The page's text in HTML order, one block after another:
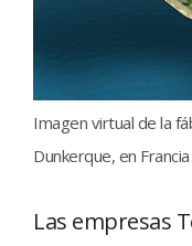
Imagen virtual de la
Dunkerque, en
Las empresas